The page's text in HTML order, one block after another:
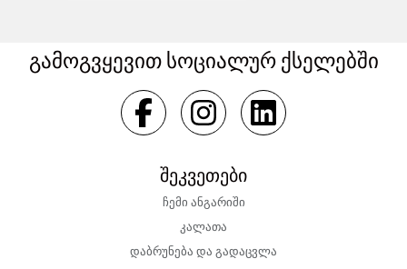
გამოგვყევით სოციალურ ქსელებში
შეკვეთები
ჩემი ანგარიში
კალათა
დაბრუნება და გადაცვლა